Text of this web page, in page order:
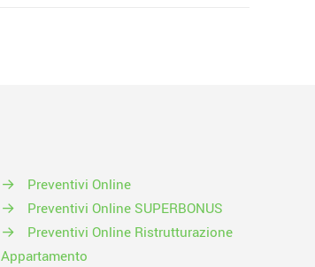
→
Preventivi Online
→
Preventivi Online SUPERBONUS
→
Preventivi Online Ristrutturazione
Appartamento